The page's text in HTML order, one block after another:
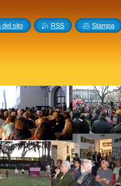
del sito RSS Stampa